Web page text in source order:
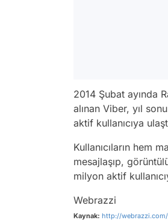
2014 Şubat ayında
alınan Viber, yıl
aktif kullanıcıya
Kullanıcıların hem
mesajlaşıp,
milyon aktif
Webrazzi
Kaynak: http://